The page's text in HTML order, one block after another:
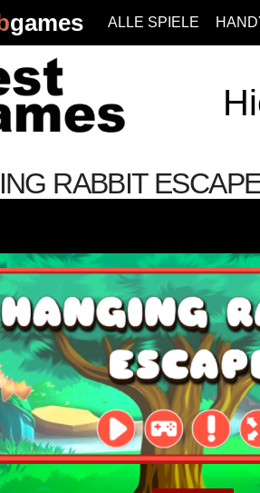
games ALLE SPIELE
RABBIT